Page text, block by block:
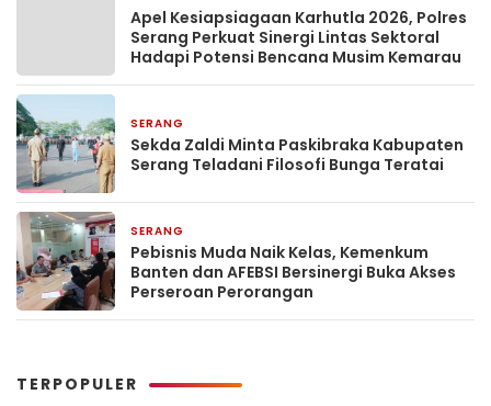
Apel Kesiapsiagaan Karhutla 2026, Polres
Serang Perkuat Sinergi Lintas Sektoral
Hadapi Potensi Bencana Musim Kemarau
SERANG
Sekda Zaldi Minta Paskibraka Kabupaten
Serang Teladani Filosofi Bunga Teratai
SERANG
Pebisnis Muda Naik Kelas, Kemenkum
Banten dan AFEBSI Bersinergi Buka Akses
Perseroan Perorangan
TERPOPULER